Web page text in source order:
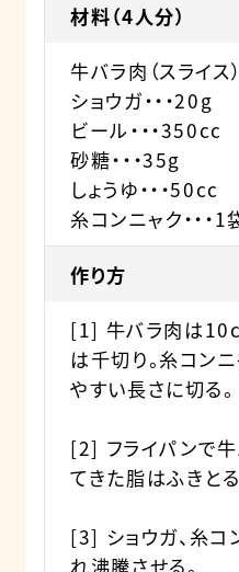
材料（4人分）
牛バラ肉（スライス
ショウガ・・・20g
ビール・・・350cc
砂糖・・・35g
しょうゆ・・・50cc
糸コンニャク・・・1
作り方
[1] 牛バラ肉は
は千切り。糸コン
やすい長さに切る。
[2] フライパンで
てきた脂はふきとる
[3] ショウガ、糸コ
れ沸騰させる。